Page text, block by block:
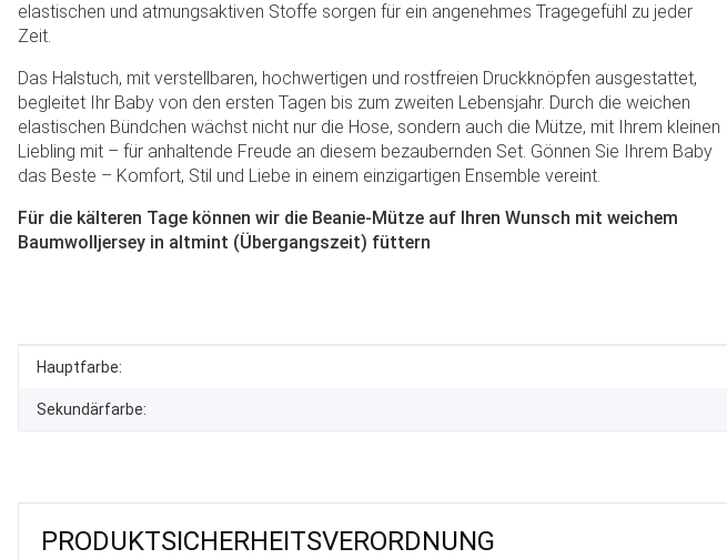
elastischen und atmungsaktiven Stoffe sorgen für ein angenehmes Tragegefühl zu jeder
Zeit.
Das Halstuch, mit verstellbaren, hochwertigen und rostfreien Druckknöpfen ausgestattet,
begleitet Ihr Baby von den ersten Tagen bis zum zweiten Lebensjahr. Durch die weichen
elastischen Bündchen wächst nicht nur die Hose, sondern auch die Mütze, mit Ihrem kleinen
Liebling mit – für anhaltende Freude an diesem bezaubernden Set. Gönnen Sie Ihrem Baby
das Beste – Komfort, Stil und Liebe in einem einzigartigen Ensemble vereint.
Für die kälteren Tage können wir die Beanie-Mütze auf Ihren Wunsch mit weichem
Baumwolljersey in altmint (Übergangszeit) füttern
Produkteigenschaft
Wert
Hauptfarbe:
Sekundärfarbe:
PRODUKT­SICHER­HEITS­VER­ORD­NUNG